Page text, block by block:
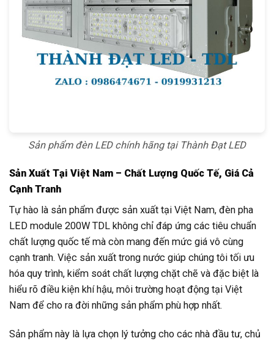
Sản phẩm đèn LED chính hãng tại Thành Đạt LED
Sản Xuất Tại Việt Nam – Chất Lượng Quốc Tế, Giá Cả
Cạnh Tranh
Tự hào là sản phẩm được sản xuất tại Việt Nam, đèn pha
LED module 200W TDL không chỉ đáp ứng các tiêu chuẩn
chất lượng quốc tế mà còn mang đến mức giá vô cùng
cạnh tranh. Việc sản xuất trong nước giúp chúng tôi tối ưu
hóa quy trình, kiểm soát chất lượng chặt chẽ và đặc biệt là
hiểu rõ điều kiện khí hậu, môi trường hoạt động tại Việt
Nam để cho ra đời những sản phẩm phù hợp nhất.
Sản phẩm này là lựa chọn lý tưởng cho các nhà đầu tư, chủ